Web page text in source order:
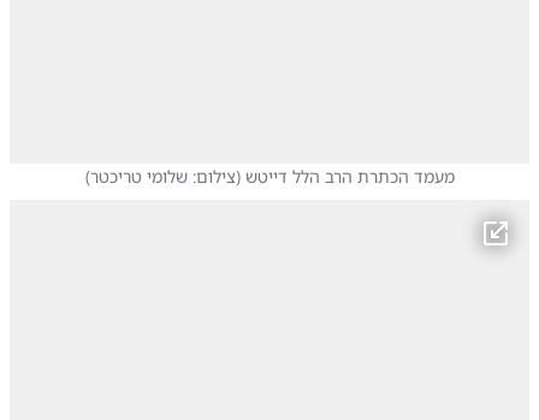
מעמד הכתרת הרב הלל דייטש (צילום: שלומי טריכטר)